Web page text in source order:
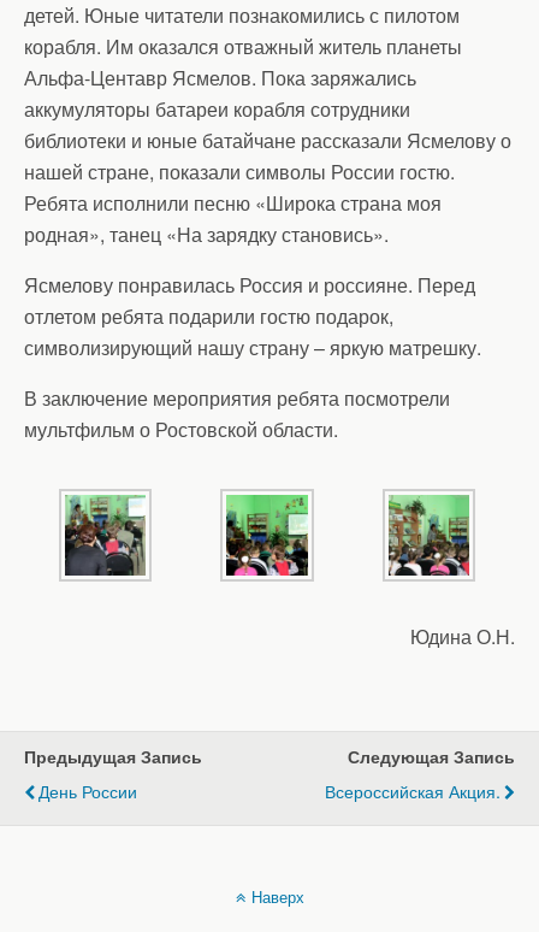
детей. Юные читатели познакомились с пилотом
корабля. Им оказался отважный житель планеты
Альфа-Центавр Ясмелов. Пока заряжались
аккумуляторы батареи корабля сотрудники
библиотеки и юные батайчане рассказали Ясмелову о
нашей стране, показали символы России гостю.
Ребята исполнили песню «Широка страна моя
родная», танец «На зарядку становись».
Ясмелову понравилась Россия и россияне. Перед
отлетом ребята подарили гостю подарок,
символизирующий нашу страну – яркую матрешку.
В заключение мероприятия ребята посмотрели
мультфильм о Ростовской области.
Юдина О.Н.
Предыдущая Запись
День России
Следующая Запись
Всероссийская Акция.
Наверх